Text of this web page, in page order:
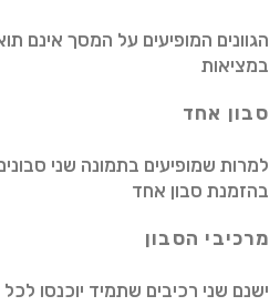
הגוונים המופיעים על המסך אינם
במציאות
סבון אחד
למרות שמופיעים בתמונה שני
בהזמנת סבון אחד
מרכיבי הסבון
ישנם שני רכיבים שתמיד יוכנסו